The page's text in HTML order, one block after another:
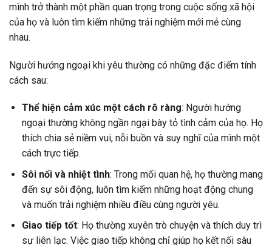
mình trở thành một phần quan trọng trong cuộc sống xã hội
của họ và luôn tìm kiếm những trải nghiệm mới mẻ cùng
nhau.
Người hướng ngoại khi yêu thường có những đặc điểm tính
cách sau:
Thể hiện cảm xúc một cách rõ ràng: Người hướng
ngoại thường không ngần ngại bày tỏ tình cảm của họ. Họ
thích chia sẻ niềm vui, nỗi buồn và suy nghĩ của mình một
cách trực tiếp.
Sôi nổi và nhiệt tình: Trong mối quan hệ, họ thường mang
đến sự sôi động, luôn tìm kiếm những hoạt động chung
và muốn trải nghiệm nhiều điều cùng người yêu.
Giao tiếp tốt: Họ thường xuyên trò chuyện và thích duy trì
sự liên lạc. Việc giao tiếp không chỉ giúp họ kết nối sâu